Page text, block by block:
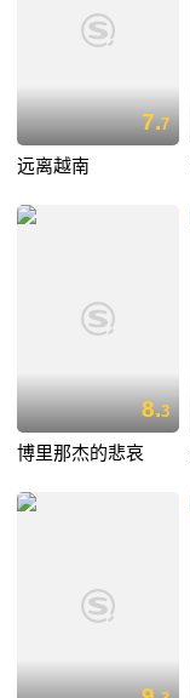
7.7
远离越南
8.3
博里那杰的悲哀